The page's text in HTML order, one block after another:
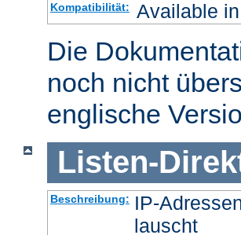
Kompatibilität:
Available
Die
noch nicht
englische
Listen-
Beschreibung: IP-
lauscht